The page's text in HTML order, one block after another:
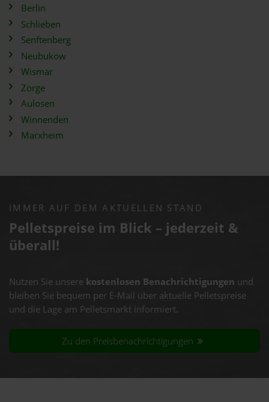
Berlin
Schlieben
Senftenberg
Neubukow
Wismar
Zorge
Aulosen
Winnenden
Marxheim
IMMER AUF DEM AKTUELLEN STAND
Pelletspreise im Blick – jederzeit &
überall!
Nutzen Sie unsere kostenlosen Benachrichtigungen und
bleiben Sie bequem per E-Mail über aktuelle Pelletspreise
und die Lage am Pelletsmarkt informiert.
Zu den Preisbenachrichtigungen